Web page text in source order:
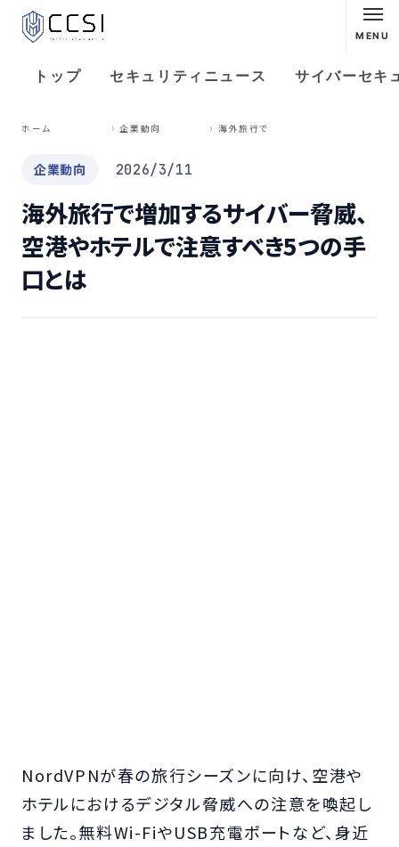
MENU
トップ セキュリティニュース サイバーセキ
ホーム 企業動向
企業動向 2026/3/11
海外旅行で増加するサイバー脅威、
空港やホテルで注意すべき5つの手
口とは
NordVPNが春の旅行シーズンに向け、空港や
ホテルにおけるデジタル脅威への注意を喚起し
ました。無料Wi-FiやUSB充電ポートなど、身近